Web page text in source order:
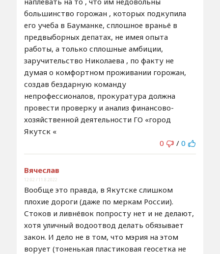
большинство горожан , которых подкупила
его учеба в Бауманке, сплошное враньё в
предвыборных депатах, не имея опыта
работы, а только сплошные амбиции,
заручительство Николаева , по факту не
думая о комфортном проживании горожан,
создав бездарную команду
непрофессионалов, прокуратура должна
провести проверку и анализ финансово-
хозяйственной деятельности ГО «город
Якутск «
0
/ 0
Вячеслав
12:02 / 11.8.2022
Вообще это правда, в Якутске слишком
плохие дороги (даже по меркам России).
Стоков и ливнёвок попросту нет и не делают,
хотя уличный водоотвод делать обязывает
закон. И дело не в том, что мэрия на этом
ворует (тоненькая пластиковая геосетка не